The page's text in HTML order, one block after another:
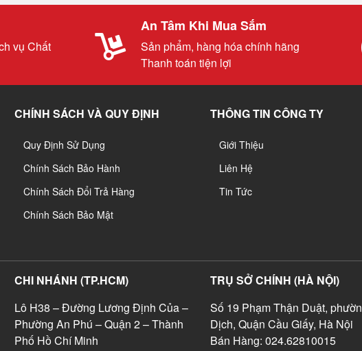
vụ Chất
An Tâm Khi Mua Sắm
Sản phẩm, hàng hóa chính hãng
Thanh toán tiện lợi
CHÍNH SÁCH VÀ QUY ĐỊNH
Quy Định Sử Dụng
Chính Sách Bảo Hành
Chính Sách Đổi Trả Hàng
Chính Sách Bảo Mật
THÔNG TIN CÔNG TY
Giới Thiệu
Liên Hệ
Tin Tức
CHI NHÁNH (TP.HCM)
Lô H38 – Đường Lương Định Của –
Phường An Phú – Quận 2 – Thành
Phố Hồ Chí Minh
TRỤ SỞ CHÍNH (HÀ NỘI)
Số 19 Phạm Thận Duật,
Dịch, Quận Cầu Giấy, Hà Nội
Bán Hàng: 024.62810015